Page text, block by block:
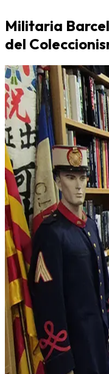
Militaria
del